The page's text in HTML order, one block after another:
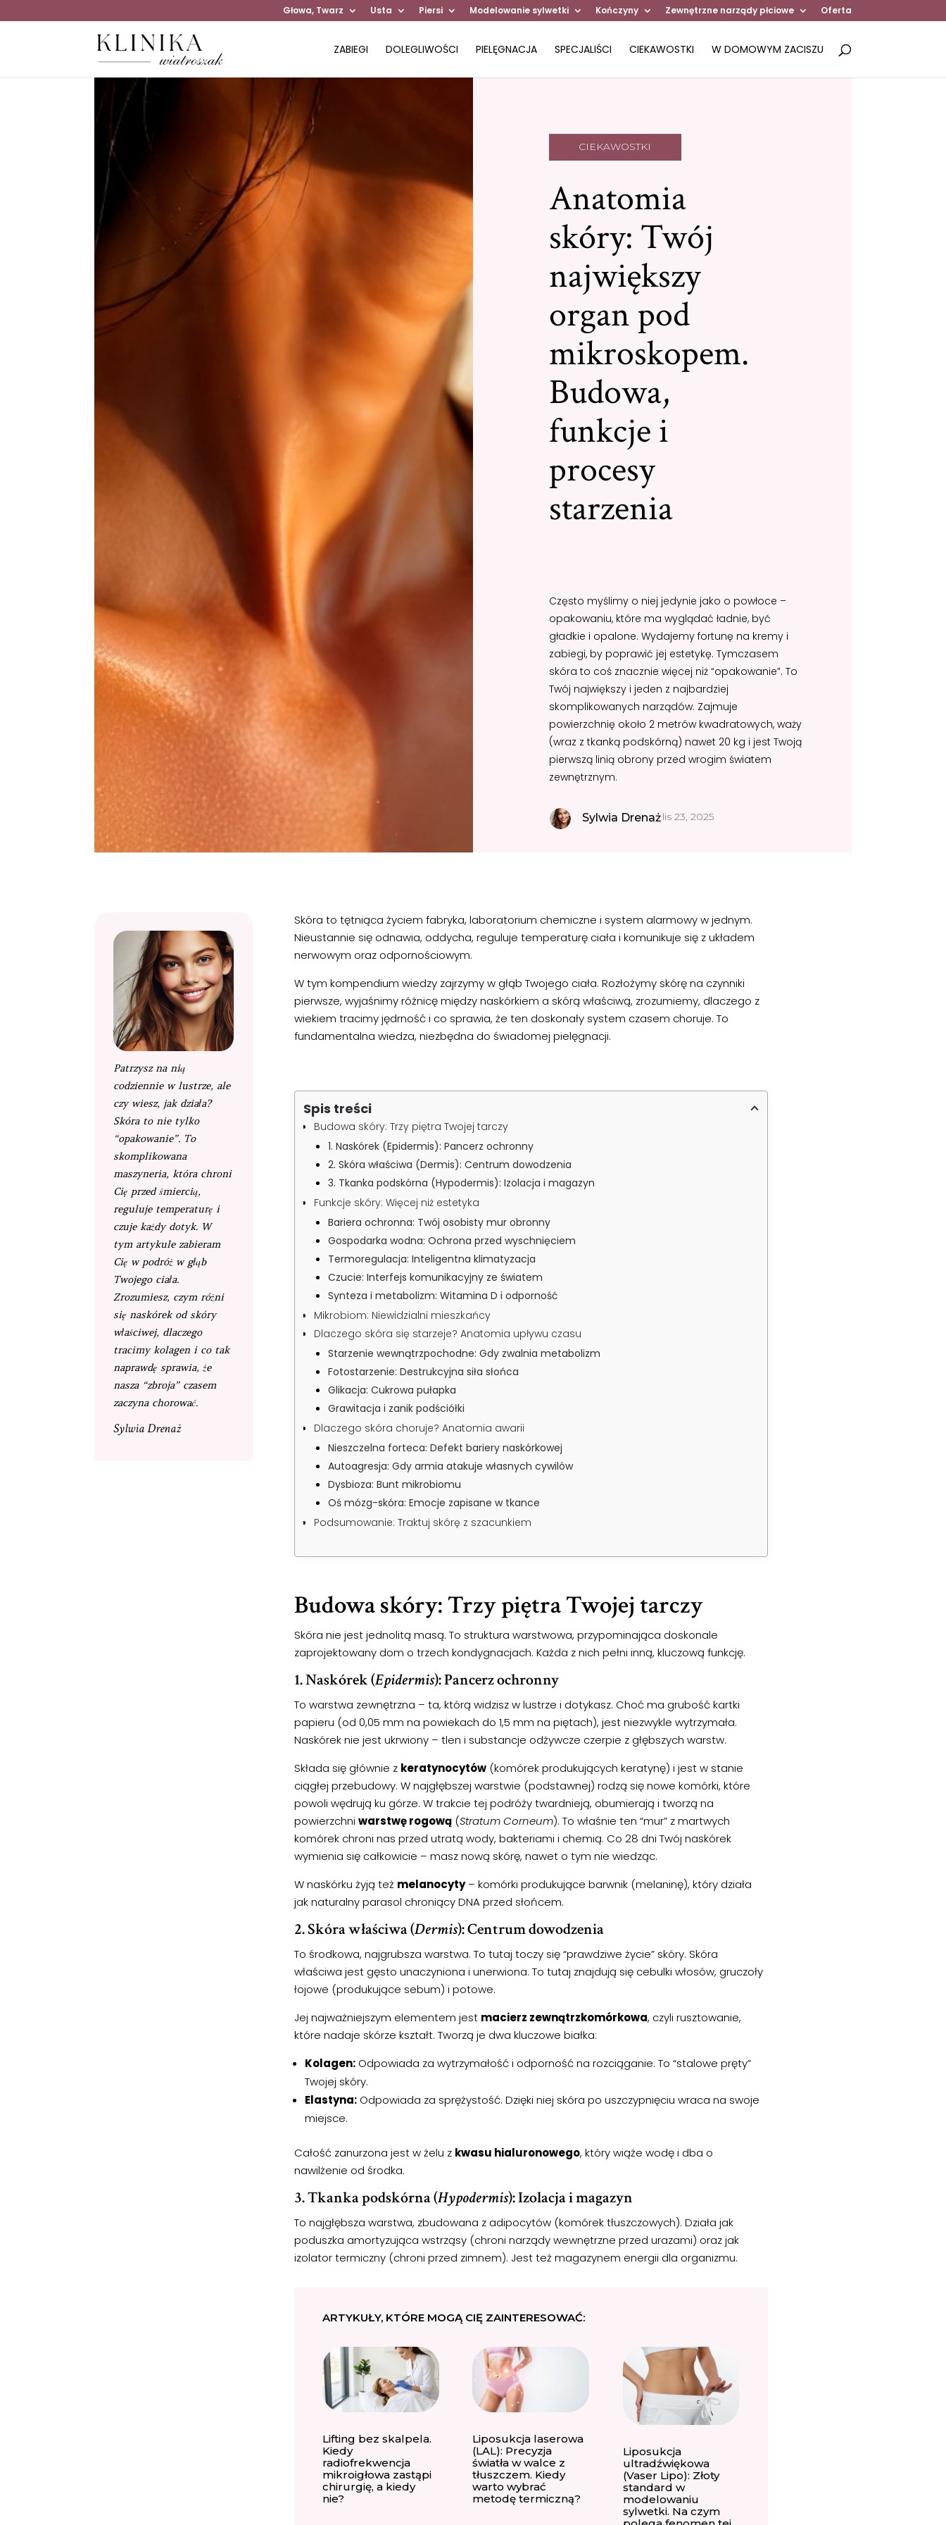
Głowa, Twarz Usta Piersi Modelowanie sylwetki Kończyny Zewnętrzne narządy płciowe Oferta
ZABIEGI DOLEGLIWOŚCI PIELĘGNACJA SPECJALIŚCI CIEKAWOSTKI W DOMOWYM ZACISZU
CIEKAWOSTKI
Anatomia
skóry: Twój
największy
organ pod
mikroskopem.
Budowa,
funkcje i
procesy
starzenia
Często myślimy o niej jedynie jako o powłoce –
opakowaniu, które ma wyglądać ładnie, być
gładkie i opalone. Wydajemy fortunę na kremy i
zabiegi, by poprawić jej estetykę. Tymczasem
skóra to coś znacznie więcej niż “opakowanie”. To
Twój największy i jeden z najbardziej
skomplikowanych narządów. Zajmuje
powierzchnię około 2 metrów kwadratowych, waży
(wraz z tkanką podskórną) nawet 20 kg i jest Twoją
pierwszą linią obrony przed wrogim światem
zewnętrznym.
Sylwia Drenażlis 23, 2025
Patrzysz na nią
codziennie w lustrze, ale
czy wiesz, jak działa?
Skóra to nie tylko
“opakowanie”. To
skomplikowana
maszyneria, która chroni
Cię przed śmiercią,
reguluje temperaturę i
czuje każdy dotyk. W
tym artykule zabieram
Cię w podróż w głąb
Twojego ciała.
Zrozumiesz, czym różni
się naskórek od skóry
właściwej, dlaczego
tracimy kolagen i co tak
naprawdę sprawia, że
nasza “zbroja” czasem
zaczyna chorować.
Sylwia Drenaż
Skóra to tętniąca życiem fabryka, laboratorium chemiczne i system alarmowy w jednym.
Nieustannie się odnawia, oddycha, reguluje temperaturę ciała i komunikuje się z układem
nerwowym oraz odpornościowym.
W tym kompendium wiedzy zajrzymy w głąb Twojego ciała. Rozłożymy skórę na czynniki
pierwsze, wyjaśnimy różnicę między naskórkiem a skórą właściwą, zrozumiemy, dlaczego z
wiekiem tracimy jędrność i co sprawia, że ten doskonały system czasem choruje. To
fundamentalna wiedza, niezbędna do świadomej pielęgnacji.
Spis treści
Budowa skóry: Trzy piętra Twojej tarczy
1. Naskórek (Epidermis): Pancerz ochronny
2. Skóra właściwa (Dermis): Centrum dowodzenia
3. Tkanka podskórna (Hypodermis): Izolacja i magazyn
Funkcje skóry: Więcej niż estetyka
Bariera ochronna: Twój osobisty mur obronny
Gospodarka wodna: Ochrona przed wyschnięciem
Termoregulacja: Inteligentna klimatyzacja
Czucie: Interfejs komunikacyjny ze światem
Synteza i metabolizm: Witamina D i odporność
Mikrobiom: Niewidzialni mieszkańcy
Dlaczego skóra się starzeje? Anatomia upływu czasu
Starzenie wewnątrzpochodne: Gdy zwalnia metabolizm
Fotostarzenie: Destrukcyjna siła słońca
Glikacja: Cukrowa pułapka
Grawitacja i zanik podściółki
Dlaczego skóra choruje? Anatomia awarii
Nieszczelna forteca: Defekt bariery naskórkowej
Autoagresja: Gdy armia atakuje własnych cywilów
Dysbioza: Bunt mikrobiomu
Oś mózg-skóra: Emocje zapisane w tkance
Podsumowanie: Traktuj skórę z szacunkiem
Budowa skóry: Trzy piętra Twojej tarczy
Skóra nie jest jednolitą masą. To struktura warstwowa, przypominająca doskonale
zaprojektowany dom o trzech kondygnacjach. Każda z nich pełni inną, kluczową funkcję.
1. Naskórek (Epidermis): Pancerz ochronny
To warstwa zewnętrzna – ta, którą widzisz w lustrze i dotykasz. Choć ma grubość kartki
papieru (od 0,05 mm na powiekach do 1,5 mm na piętach), jest niezwykle wytrzymała.
Naskórek nie jest ukrwiony – tlen i substancje odżywcze czerpie z głębszych warstw.
Składa się głównie z keratynocytów(komórek produkujących keratynę) i jest w stanie
ciągłej przebudowy. W najgłębszej warstwie (podstawnej) rodzą się nowe komórki, które
powoli wędrują ku górze. W trakcie tej podróży twardnieją, obumierają i tworzą na
powierzchni warstwę rogową(Stratum Corneum). To właśnie ten “mur” z martwych
komórek chroni nas przed utratą wody, bakteriami i chemią. Co 28 dni Twój naskórek
wymienia się całkowicie – masz nową skórę, nawet o tym nie wiedząc.
W naskórku żyją też melanocyty– komórki produkujące barwnik (melaninę), który działa
jak naturalny parasol chroniący DNA przed słońcem.
2. Skóra właściwa (Dermis): Centrum dowodzenia
To środkowa, najgrubsza warstwa. To tutaj toczy się “prawdziwe życie” skóry. Skóra
właściwa jest gęsto unaczyniona i unerwiona. To tutaj znajdują się cebulki włosów, gruczoły
łojowe (produkujące sebum) i potowe.
Jej najważniejszym elementem jest macierz zewnątrzkomórkowa, czyli rusztowanie,
które nadaje skórze kształt. Tworzą je dwa kluczowe białka:
Kolagen:Odpowiada za wytrzymałość i odporność na rozciąganie. To “stalowe pręty”
Twojej skóry.
Elastyna:Odpowiada za sprężystość. Dzięki niej skóra po uszczypnięciu wraca na swoje
miejsce.
Całość zanurzona jest w żelu z kwasu hialuronowego, który wiąże wodę i dba o
nawilżenie od środka.
3. Tkanka podskórna (Hypodermis): Izolacja i magazyn
To najgłębsza warstwa, zbudowana z adipocytów (komórek tłuszczowych). Działa jak
poduszka amortyzująca wstrząsy (chroni narządy wewnętrzne przed urazami) oraz jak
izolator termiczny (chroni przed zimnem). Jest też magazynem energii dla organizmu.
ARTYKUŁY, KTÓRE MOGĄ CIĘ ZAINTERESOWAĆ:
Lifting bez skalpela.
Kiedy
radiofrekwencja
mikroigłowa zastąpi
chirurgię, a kiedy
nie?
Liposukcja laserowa
(LAL): Precyzja
światła w walce z
tłuszczem. Kiedy
warto wybrać
metodę termiczną?
Liposukcja
ultradźwiękowa
(Vaser Lipo): Złoty
standard w
modelowaniu
sylwetki. Na czym